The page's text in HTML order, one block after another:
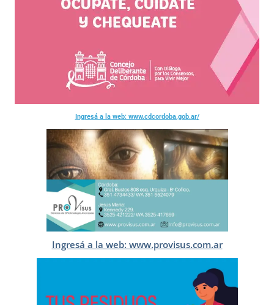
Ingresá a la web: www.cdcordoba.gob.ar/
Ingresá a la web: www.provisus.com.ar